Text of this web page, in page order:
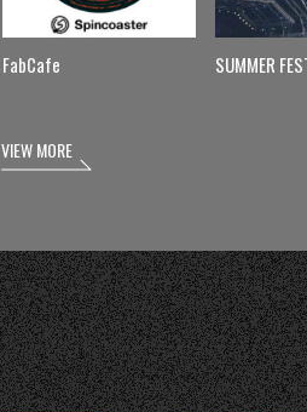
FabCafe SUMMER
VIEW MORE